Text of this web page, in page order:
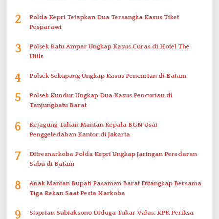
2
Polda Kepri Tetapkan Dua Tersangka Kasus Tiket
Pesparawi
3
Polsek Batu Ampar Ungkap Kasus Curas di Hotel The
Hills
4 Polsek Sekupang Ungkap Kasus Pencurian di Batam
5
Polsek Kundur Ungkap Dua Kasus Pencurian di
Tanjungbatu Barat
6
Kejagung Tahan Mantan Kepala BGN Usai
Penggeledahan Kantor di Jakarta
7
Ditresnarkoba Polda Kepri Ungkap Jaringan Peredaran
Sabu di Batam
8
Anak Mantan Bupati Pasaman Barat Ditangkap Bersama
Tiga Rekan Saat Pesta Narkoba
9
Sisprian Subiaksono Diduga Tukar Valas, KPK Periksa